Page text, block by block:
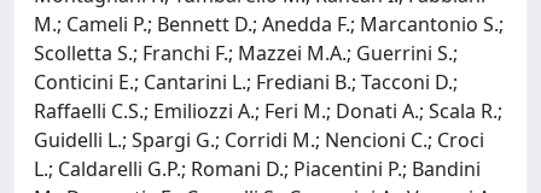
M.; Cameli P.; Bennett D.; Anedda F.; Marcantonio S.;
Scolletta S.; Franchi F.; Mazzei M.A.; Guerrini S.;
Conticini E.; Cantarini L.; Frediani B.; Tacconi D.;
Raffaelli C.S.; Emiliozzi A.; Feri M.; Donati A.; Scala R.;
Guidelli L.; Spargi G.; Corridi M.; Nencioni C.; Croci
L.; Caldarelli G.P.; Romani D.; Piacentini P.; Bandini